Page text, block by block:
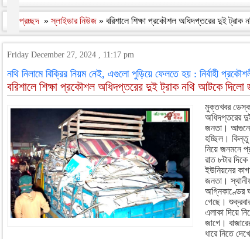
প্রচ্ছদ »স্লাইডার নিউজ » বরিশালে শিক্ষা প্রকৌশল অধিদপ্তরের দুই ট্রাক
Friday December 27, 2024 , 11:17 pm
নথি নিলামে বিক্রির নিয়ম নেই, এগুলো পুড়িয়ে ফেলতে হয় : নির্বাহী
বরিশালে শিক্ষা প্রকৌশল অধিদপ্তরের দুই ট্রাক নথি আটকে দিলো
মুক্তখবর ডেস্ক
অধিদপ্তরের
জনতা। আগুনে
হচ্ছিল। কিন্তু
নিয়ে জনমনে
রাত ৮টার
ইউনিয়নের
জনতা।
অগ্নিকাণ্ডের
গেছে।
এলাকা দিয়ে
জাগে।
ধারে নিতে